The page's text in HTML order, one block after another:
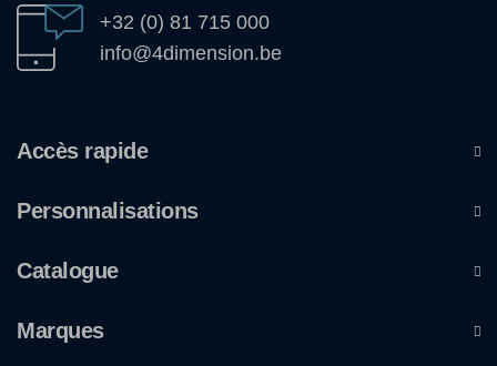
+32 (0) 81 715 000
info@4dimension.be
Accès rapide
Personnalisations
Catalogue
Marques